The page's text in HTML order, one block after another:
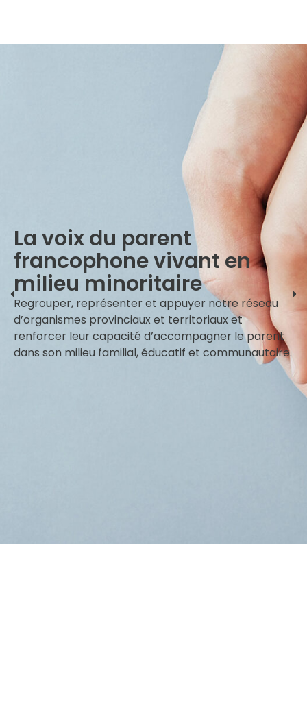
La voix du parent
francophone vivant en
milieu minoritaire
Regrouper, représenter et appuyer notre réseau
d’organismes provinciaux et territoriaux et
renforcer leur capacité d’accompagner le parent
dans son milieu familial, éducatif et communautaire.